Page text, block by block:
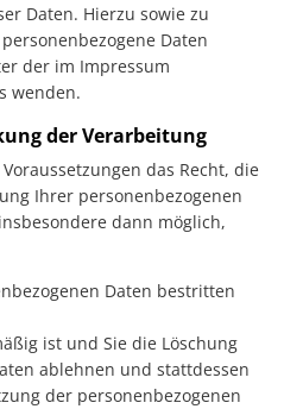
Daten. Hierzu sowie zu
Daten
der im Impressum
wenden.
der Verarbeitung
das Recht, die
Ihrer personenbezogenen
dann möglich,
Daten bestritten
ist und Sie die Löschung
ablehnen und stattdessen
der personenbezogenen